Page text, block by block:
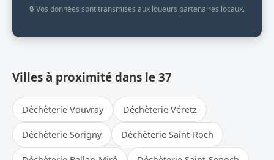
🔒 Vos données sont transmises aux loueurs partenaires locaux.
Villes à proximité dans le 37
Déchèterie Vouvray Déchèterie Véretz
Déchèterie Sorigny Déchèterie Saint-Roch